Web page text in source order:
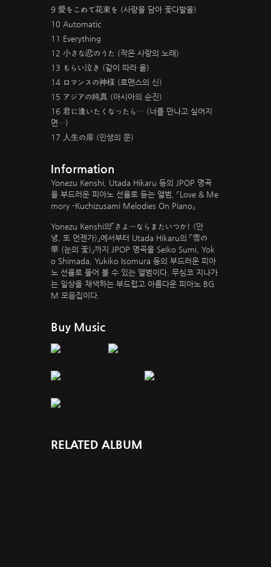
9 愛をこめて花束を (사랑을 담아 꽃다발을)
10 Automatic
11 Everything
12 小さな恋のうた (작은 사랑의 노래)
13 もらい泣き (같이 따라 욺)
14 ロマンスの神様 (로맨스의 신)
15 アジアの純真 (아시아의 순진)
16 君に逢いたくなったら… (너를 만나고 싶어지
면…)
17 人生の扉 (인생의 문)
Information
Yonezu Kenshi, Utada Hikaru 등의 JPOP 명곡
을 부드러운 피아노 선율로 듣는 앨범, 『Love & Me
mory -Kuchizusami Melodies On Piano』
Yonezu Kenshi의「さよーならまたいつか! (안
녕, 또 언젠가)」에서부터 Utada Hikaru의 「雪の
華 (눈의 꽃)」까지 JPOP 명곡을 Seiko Sumi, Yok
o Shimada, Yukiko Isomura 등의 부드러운 피아
노 선율로 들어 볼 수 있는 앨범이다. 무심코 지나가
는 일상을 채색하는 부드럽고 아름다운 피아노 BG
M 모음집이다.
Buy Music
RELATED ALBUM